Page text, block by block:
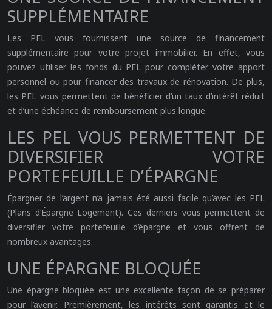
SUPPLÉMENTAIRE
Les PEL vous fournissent une source de financement
supplémentaire pour votre projet immobilier. En effet, vous
pouvez utiliser les fonds du PEL pour compléter votre apport
personnel ou pour financer des travaux de rénovation. De plus,
les PEL vous permettent de bénéficier d’un taux d’intérêt réduit
et d’une échéance de remboursement plus longue.
LES PEL VOUS PERMETTENT DE
DIVERSIFIER VOTRE
PORTEFEUILLE D’ÉPARGNE
Épargner de l’argent n’a jamais été aussi facile qu’avec les PEL
(Plans d’Épargne Logement). Ces derniers vous permettent de
diversifier votre portefeuille d’épargne et vous offrent de
nombreux avantages.
UNE ÉPARGNE BLOQUÉE
Une épargne bloquée est une excellente façon de se préparer
pour l’avenir. Premièrement, les intérêts sont garantis et le